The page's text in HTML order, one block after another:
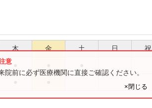
木 金 土 日 祝
前に必ず医療機関に直接ご確認ください。
×閉じる